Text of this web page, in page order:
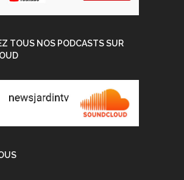
TOUS NOS PODCASTS SUR